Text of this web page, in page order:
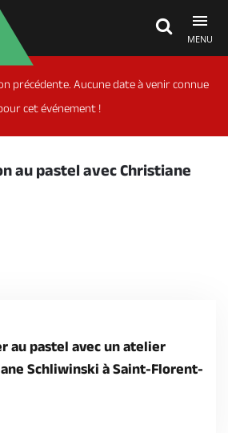
MENU
en ligne
précédente. Aucune date à venir connue
cet événement !
au pastel avec Christiane
au pastel avec un atelier
Schliwinski à Saint-Florent-